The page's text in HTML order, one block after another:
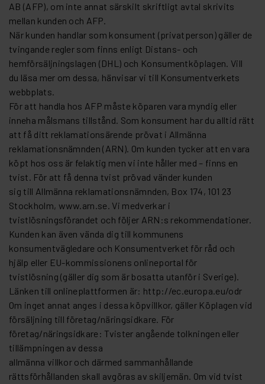
AB (AFP), om inte annat särskilt skriftligt avtal skrivits
mellan kunden och AFP.
När kunden handlar som konsument (privatperson) gäller de
tvingande regler som finns enligt Distans- och
hemförsäljningslagen (DHL) och Konsumentköplagen. Vill
du läsa mer om dessa, hänvisar vi till Konsumentverkets
webbplats.
För att handla hos AFP måste köparen vara myndig eller
inneha målsmans tillstånd. Som konsument har du alltid rätt
att få ditt reklamationsärende prövat i Allmänna
reklamationsnämnden (ARN). Om kunden tycker att en vara
köpt hos oss är felaktig men vi inte håller med – finns en
tvist. För att få denna tvist prövad vänder kunden
sig till Allmänna reklamationsnämnden, Box 174, 101 23
Stockholm, www.arn.se. Vi medverkar i
tvistlösningsförandet och följer ARN:s rekommendationer.
Kunden kan även vända dig till kommunens
konsumentvägledare och Konsumentverket för råd och
hjälp eller EU-kommissionens onlineportal för
tvistlösning (gäller dig som är bosatta utanför i Sverige).
Länken till onlineplattformen är: http://ec.europa.eu/odr
Om inget annat anges i dessa köpvillkor, gäller Köplagen vid
försäljning till företag/näringsidkare. För
företag/näringsidkare: Tvister angående tolkningen eller
tillämpningen av dessa
allmänna villkor och därmed sammanhållande
rättsförhållanden skall avgöras av skiljemän. Om vid tvist